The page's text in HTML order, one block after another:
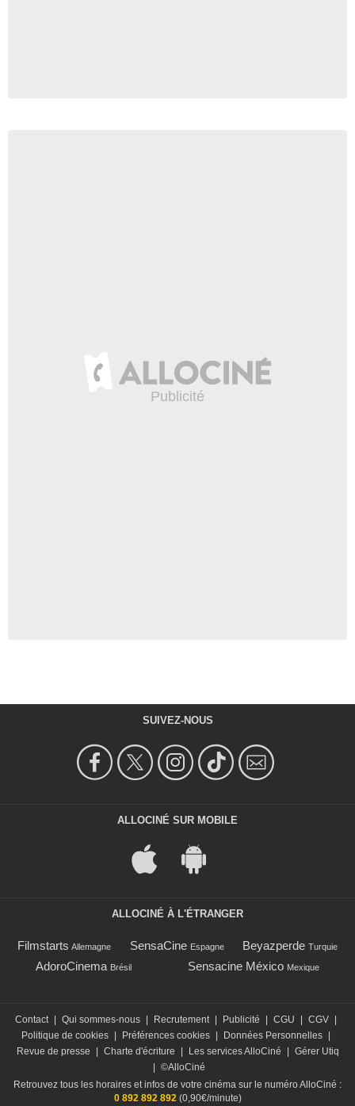
SUIVEZ-NOUS
ALLOCINÉ SUR MOBILE
ALLOCINÉ À L'ÉTRANGER
Filmstarts Allemagne SensaCine Espagne Beyazperde Turquie
AdoroCinema Brésil Sensacine México Mexique
Contact Qui sommes-nous Recrutement Publicité CGU CGV
Politique de cookies
Préférences cookies Données Personnelles
Revue de presse
Charte d'écriture Les services AlloCiné
Gérer Utiq
©AlloCiné
Retrouvez tous les horaires et infos de votre cinéma sur le numéro AlloCiné :
0 892 892 892(0,90€/minute)